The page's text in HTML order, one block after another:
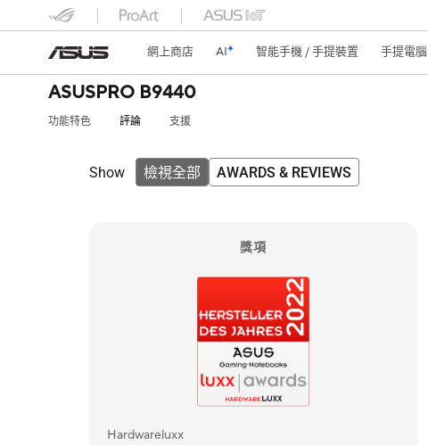
網上商店 AI 智能手機 / 手提裝置 手提電腦
ASUSPRO B9440
功能特色 評論 支援
Show 檢視全部 AWARDS & REVIEWS
獎項
Hardwareluxx